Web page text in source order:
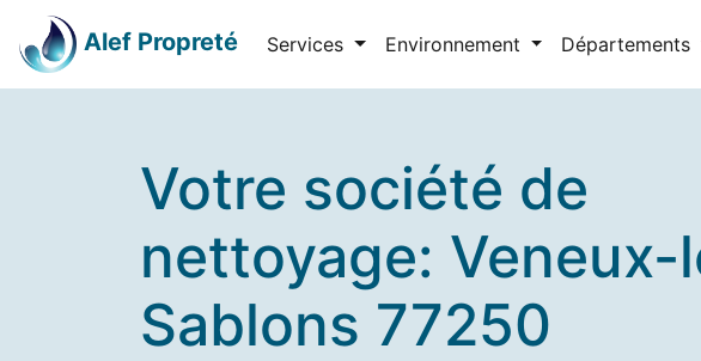
Alef Propreté Services Environnement Départements
Votre société de
nettoyage: Veneux-
Sablons 77250